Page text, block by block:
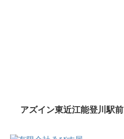
アズイン東近江能登川駅前